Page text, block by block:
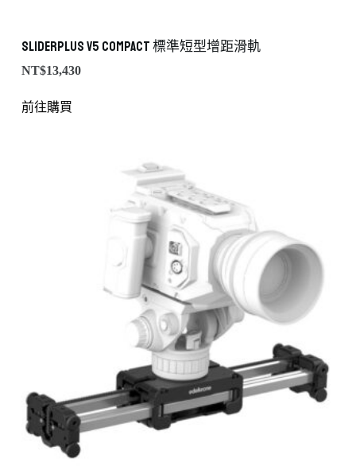
SliderPLUS v5 Compact 標準短型增距滑軌
NT$13,430
前往購買